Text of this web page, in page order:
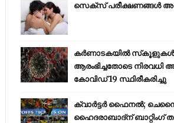
സെക്സ് പരീക്ഷണങ്ങൾ
കര്‍ണാടകയില്‍ സ്‌കൂളുകള്‍
ആരംഭിച്ചതോടെ നിരവധി
കോവിഡ് 19 സ്ഥിരീകരിച്ചു
ക്വാർട്ടർ ഫൈനൽ;
ഹൈദരാബാദ്ന് ബാറ്റിംഗ്